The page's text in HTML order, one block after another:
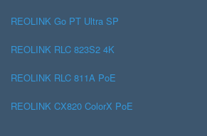
REOLINK Go PT Ultra SP
REOLINK RLC 823S2 4K
REOLINK RLC 811A PoE
REOLINK CX820 ColorX PoE